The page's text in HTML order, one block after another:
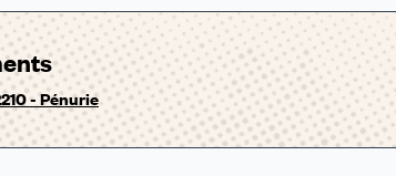
- Pénurie